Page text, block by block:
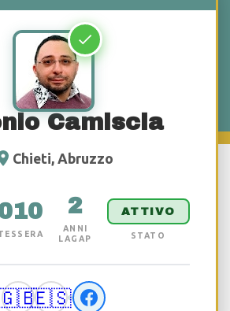
Camiscia
Chieti, Abruzzo
2
ANNI
LAGAP
ATTIVO
STATO
🇪🇸